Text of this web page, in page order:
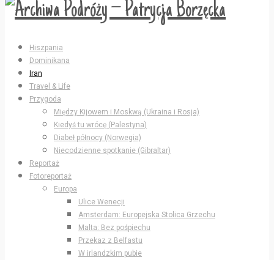
Hiszpania
Dominikana
Iran
Travel & Life
Przygoda
Między Kijowem i Moskwą (Ukraina i Rosja)
Kiedyś tu wrócę (Palestyna)
Diabeł północy (Norwegia)
Niecodzienne spotkanie (Gibraltar)
Reportaż
Fotoreportaż
Europa
Ulice Wenecji
Amsterdam: Europejska Stolica Grzechu
Malta: Bez pośpiechu
Przekaz z Belfastu
W irlandzkim pubie